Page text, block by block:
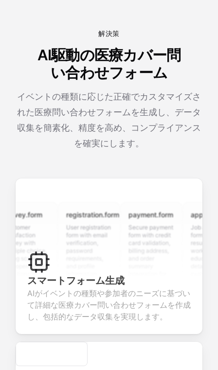
解決策
AI駆動の医療カバー問
い合わせフォーム
イベントの種類に応じた正確でカスタマイズさ
れた医療問い合わせフォームを生成し、データ
収集を簡素化、精度を高め、コンプライアンス
を確実にします。
with
open-ended
valuable
about
products or
registration.form
User registration
form with email
verification,
fields for
seamless
account
creation.
payment.form
Secure payment
form with credit
card validation,
integration for
smooth e-
commerce
transactions.
Job
form with
resume
questions for
efficient
candidate
スマートフォーム生成
AIがイベントの種類や参加者のニーズに基づい
て詳細な医療カバー問い合わせフォームを作成
し、包括的なデータ収集を実現します。
Secure